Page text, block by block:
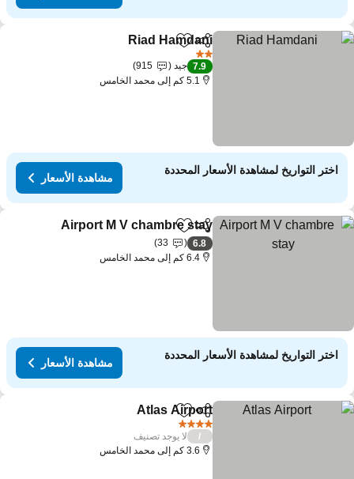
مشاركةAdd to favorites
Riad Hamdani
7.9 جيد
915
5.1 كم إلى محمد الخامس
اختر التواريخ لمشاهدة الأسعار المحددة
مشاهدة الأسعار
مشاركةAdd to favorites
Airport M V chambre stay
6.8
33
6.4 كم إلى محمد الخامس
اختر التواريخ لمشاهدة الأسعار المحددة
مشاهدة الأسعار
مشاركةAdd to favorites
Atlas Airport
لا يوجد تصنيف
3.6 كم إلى محمد الخامس